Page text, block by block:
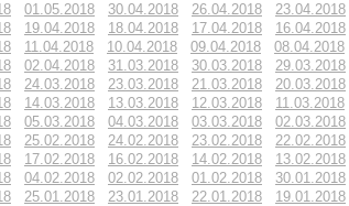
01.05.2018 30.04.2018 26.04.2018 23.04.2018
19.04.2018 18.04.2018 17.04.2018 16.04.2018
11.04.2018 10.04.2018 09.04.2018 08.04.2018
02.04.2018 31.03.2018 30.03.2018 29.03.2018
24.03.2018 23.03.2018 21.03.2018 20.03.2018
14.03.2018 13.03.2018 12.03.2018 11.03.2018
05.03.2018 04.03.2018 03.03.2018 02.03.2018
25.02.2018 24.02.2018 23.02.2018 22.02.2018
17.02.2018 16.02.2018 14.02.2018 13.02.2018
04.02.2018 02.02.2018 01.02.2018 30.01.2018
25.01.2018 23.01.2018 22.01.2018 19.01.2018